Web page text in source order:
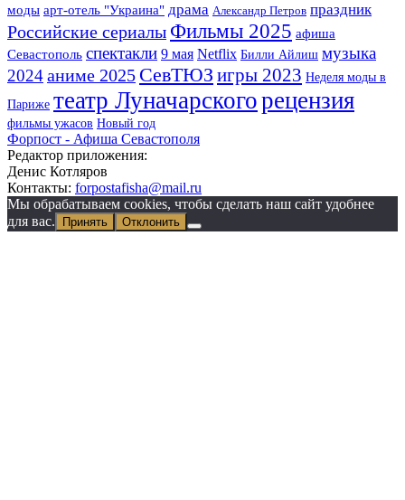
моды арт-отель "Украина" драма Александр Петров праздник
Российские сериалы Фильмы 2025 афиша
Севастополь спектакли 9 мая Netflix Билли Айлиш музыка
2024аниме 2025 СевТЮЗ игры 2023 Неделя моды в
Париже театр Луначарскогорецензия
фильмы ужасов Новый год
Форпост - Афиша Севастополя
Редактор приложения:
Денис Котляров
Контакты: forpostafisha@mail.ru
Мы обрабатываем cookies, чтобы сделать наш сайт удобнее
для вас.
Принять Отклонить